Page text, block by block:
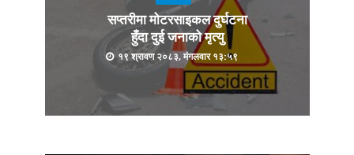
सप्तरीमा मोटरसाइकल दुर्घटना
हुँदा दुई जनाको मृत्यु
१९ श्रावण २०८३, मंगलवार १३:५९